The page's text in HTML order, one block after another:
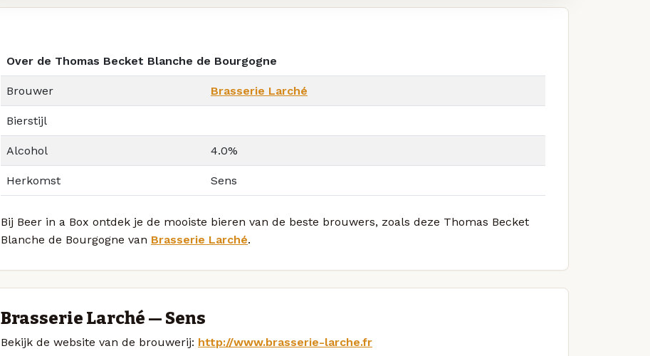
Over de Thomas Becket Blanche de Bourgogne
Brouwer Brasserie Larché
Bierstijl
Alcohol 4.0%
Herkomst Sens
Bij Beer in a Box ontdek je de mooiste bieren van de beste brouwers, zoals deze Thomas Becket
Blanche de Bourgogne van Brasserie Larché.
Brasserie Larché — Sens
Bekijk de website van de brouwerij: http://www.brasserie-larche.fr